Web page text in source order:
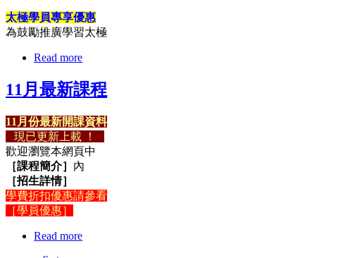
太極學員專享優惠
為鼓勵推廣學習太極
Read more
11月最新課程
11月份最新開課資料
現已更新上載 ！
歡迎瀏覽本網頁中
［課程簡介］ 內
［招生詳情］
學費折扣優惠請參看
［學員優惠］
Read more